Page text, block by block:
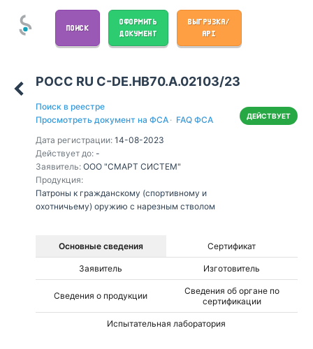
ПОИСК
ОФОРМИТЬ
ДОКУМЕНТ
ВЫГРУЗКА/
API
РОСС RU С-DE.НВ70.А.02103/23
Поиск в реестре
Просмотреть документ на ФСА · FAQ ФСА
Дата регистрации: 14-08-2023
Действует до: -
Заявитель: ООО "СМАРТ СИСТЕМ"
Продукция:
Патроны к гражданскому (спортивному и
охотничьему) оружию с нарезным стволом
ДЕЙСТВУЕТ
Основные сведения Сертификат
Заявитель Изготовитель
Сведения о продукции
Сведения об органе по
сертификации
Испытательная лаборатория